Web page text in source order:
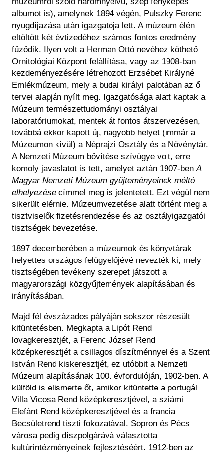
albumot is), amelynek 1894 végén, Pulszky Ferenc
nyugdíjazása után igazgatója lett. A múzeum élén
eltöltött két évtizedéhez számos fontos eredmény
fűződik. Ilyen volt a Herman Ottó nevéhez köthető
Ornitológiai Központ felállítása, vagy az 1908-ban
kezdeményezésére létrehozott Erzsébet Királyné
Emlékmúzeum, mely a budai királyi palotában az ő
tervei alapján nyílt meg. Igazgatósága alatt kaptak a
Múzeum természettudományi osztályai
laboratóriumokat, mentek át fontos átszervezésen,
továbbá ekkor kapott új, nagyobb helyet (immár a
Múzeumon kívül) a Néprajzi Osztály és a Növénytár.
A Nemzeti Múzeum bővítése szívügye volt, erre
komoly javaslatot is tett, amelyet aztán 1907-benA
Magyar Nemzeti Múzeum gyűjteményeinek méltó
elhelyezése címmel meg is jelentetett. Ezt végül nem
sikerült elérnie. Múzeumvezetése alatt történt meg a
tisztviselők fizetésrendezése és az osztályigazgatói
tisztségek bevezetése.
1897 decemberében a múzeumok és könyvtárak
helyettes országos felügyelőjévé nevezték ki, mely
tisztségében tevékeny szerepet játszott a
magyarországi közgyűjtemények alapításában és
irányításában.
Majd fél évszázados pályáján sokszor részesült
kitüntetésben. Megkapta a Lipót Rend
lovagkeresztjét, a Ferenc József Rend
középkeresztjét a csillagos díszítménnyel és a Szent
István Rend kiskeresztjét, ez utóbbit a Nemzeti
Múzeum alapításának 100. évfordulóján, 1902-ben. A
külföld is elismerte őt, amikor kitüntette a portugál
Villa Vicosa Rend középkeresztjével, a sziámi
Elefánt Rend középkeresztjével és a francia
Becsületrend tiszti fokozatával. Sopron és Pécs
városa pedig díszpolgárává választotta
kultúrintézményeinek fejlesztéséért. 1912-ben az